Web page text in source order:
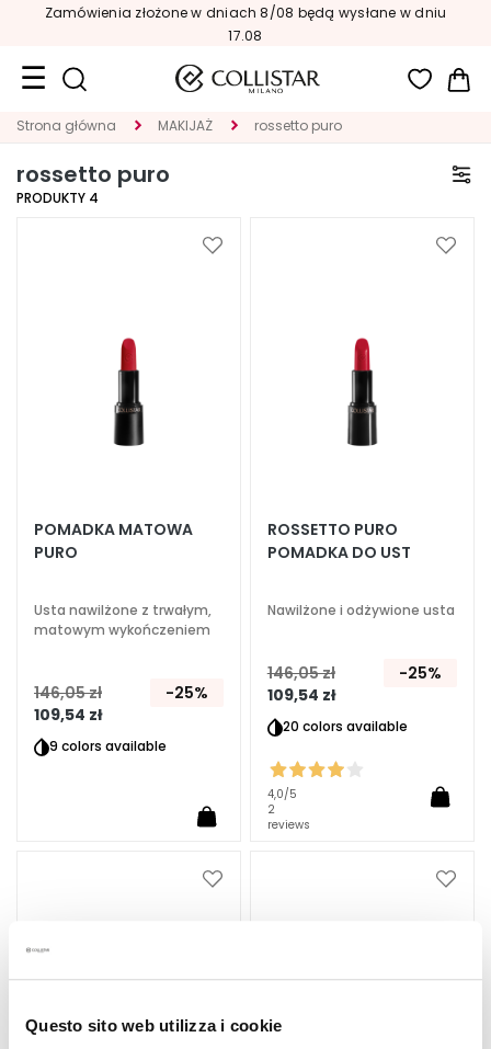
Questo sito web utilizza i cookie
Zamówienia złożone w dniach 8/08 będą wysłane w dniu
17.08
Format
Nowości
E
k
p
e
c
i
O
a
n
e
Strona główna MAKIJAŻ rossetto puro
rossetto puro
PRODUKTY 4
Dodaj
POMADKA MATOWA
PURO
Usta nawilżone z trwałym,
matowym wykończeniem
109,54 zł
146,05 zł -25%
9 colors available
Dodaj
ROSSETTO PURO
POMADKA DO UST
Nawilżone i odżywione usta
109,54 zł
146,05 zł -25%
20 colors available
4,0/5
2
reviews
Dodaj
Dodaj